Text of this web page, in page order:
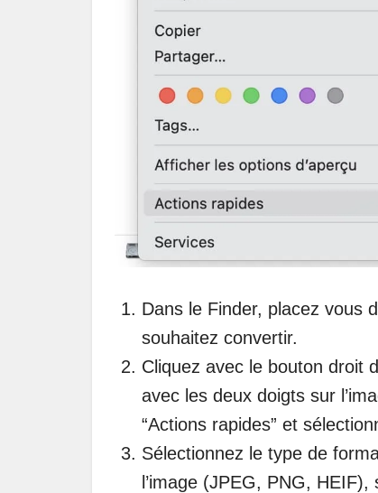
Dans le Finder, placez vous
souhaitez convertir.
Cliquez avec le bouton droit
avec les deux doigts sur
“Actions rapides” et
Sélectionnez le type de
l’image (JPEG, PNG, HEIF),